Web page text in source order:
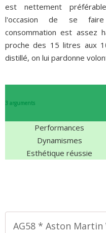
est nettement
l'occasion de se faire
consommation est assez
proche des 15 litres aux
distillé, on lui pardonne
3 arguments
Performances
Dynamismes
Esthétique réussie